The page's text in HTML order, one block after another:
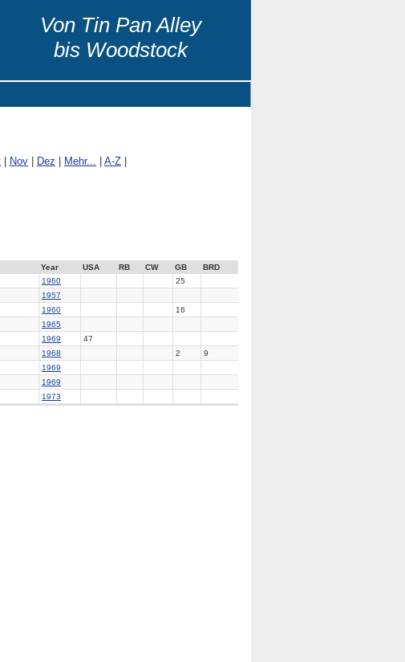
Von Tin Pan Alley
bis Woodstock
Nov Dez Mehr... A-Z
Year USA RB CW GB
BRD
1960
25
1957
1960
16
1965
1969
47
1968 2
9
1969
1969
1973